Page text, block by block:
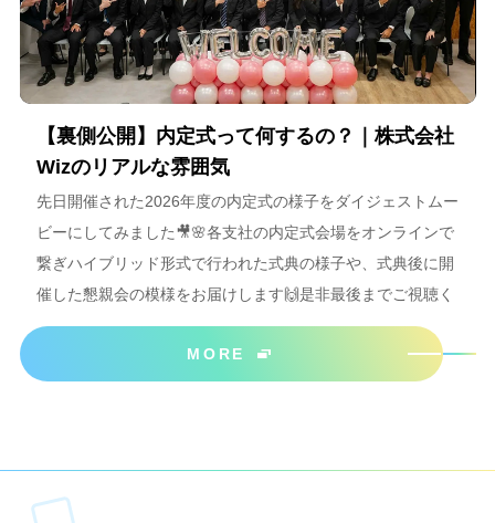
【裏側公開】内定式って何するの？｜株式会社
Wizのリアルな雰囲気
先日開催された2026年度の内定式の様子をダイジェストムー
ビーにしてみました🎥🌸各支社の内定式会場をオンラインで
繋ぎハイブリッド形式で行われた式典の様子や、式典後に開
催した懇親会の模様をお届けします🙌是非最後までご視聴く
ださいね＾＾
MORE